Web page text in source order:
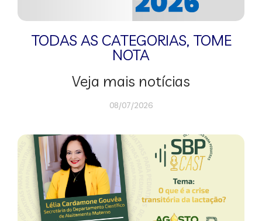
TODAS AS CATEGORIAS, TOME
NOTA
Veja mais notícias
08/07/2026